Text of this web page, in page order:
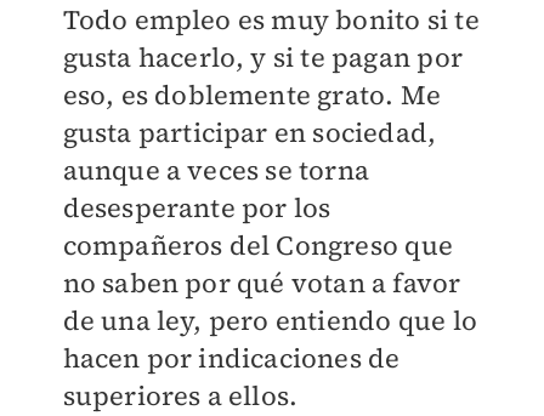
Todo empleo es muy bonito si te
gusta hacerlo, y si te pagan por
eso, es doblemente grato. Me
gusta participar en sociedad,
aunque a veces se torna
desesperante por los
compañeros del Congreso que
no saben por qué votan a favor
de una ley, pero entiendo que lo
hacen por indicaciones de
superiores a ellos.